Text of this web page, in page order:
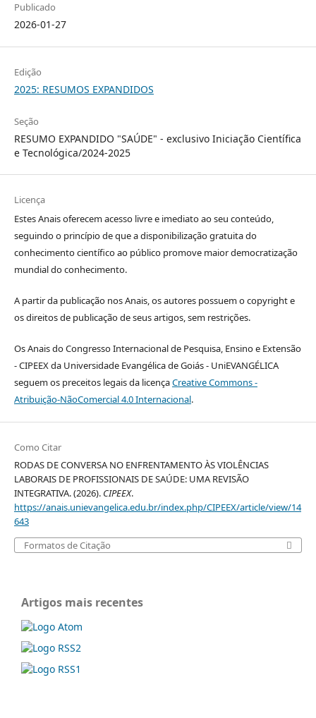
Publicado
2026-01-27
Edição
2025: RESUMOS EXPANDIDOS
Seção
RESUMO EXPANDIDO "SAÚDE" - exclusivo Iniciação Científica
e Tecnológica/2024-2025
Licença
Estes Anais oferecem acesso livre e imediato ao seu conteúdo,
seguindo o princípio de que a disponibilização gratuita do
conhecimento científico ao público promove maior democratização
mundial do conhecimento.
A partir da publicação nos Anais, os autores possuem o copyright e
os direitos de publicação de seus artigos, sem restrições.
Os Anais do Congresso Internacional de Pesquisa, Ensino e Extensão
- CIPEEX da Universidade Evangélica de Goiás - UniEVANGÉLICA
seguem os preceitos legais da licençaCreative Commons -
Atribuição-NãoComercial 4.0 Internacional.
Como Citar
RODAS DE CONVERSA NO ENFRENTAMENTO ÀS VIOLÊNCIAS
LABORAIS DE PROFISSIONAIS DE SAÚDE: UMA REVISÃO
INTEGRATIVA. (2026). CIPEEX.
https://anais.unievangelica.edu.br/index.php/CIPEEX/article/view/14
643
Formatos de Citação
Artigos mais recentes